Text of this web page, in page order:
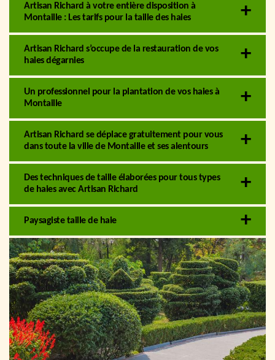
Artisan Richard à votre entière disposition à
Montaille : Les tarifs pour la taille des haies
Artisan Richard s’occupe de la restauration de vos
haies dégarnies
Un professionnel pour la plantation de vos haies à
Montaille
Artisan Richard se déplace gratuitement pour vous
dans toute la ville de Montaille et ses alentours
Des techniques de taille élaborées pour tous types
de haies avec Artisan Richard
Paysagiste taille de haie